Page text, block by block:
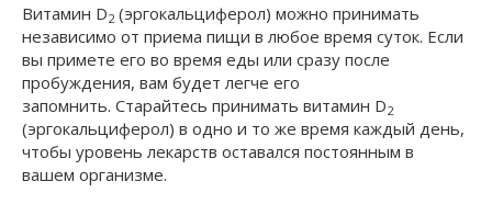
Витамин D2 (эргокальциферол) можно принимать
независимо от приема пищи в любое время суток. Если
вы примете его во время еды или сразу после
пробуждения, вам будет легче его
запомнить. Старайтесь принимать витамин D2
(эргокальциферол) в одно и то же время каждый день,
чтобы уровень лекарств оставался постоянным в
вашем организме.